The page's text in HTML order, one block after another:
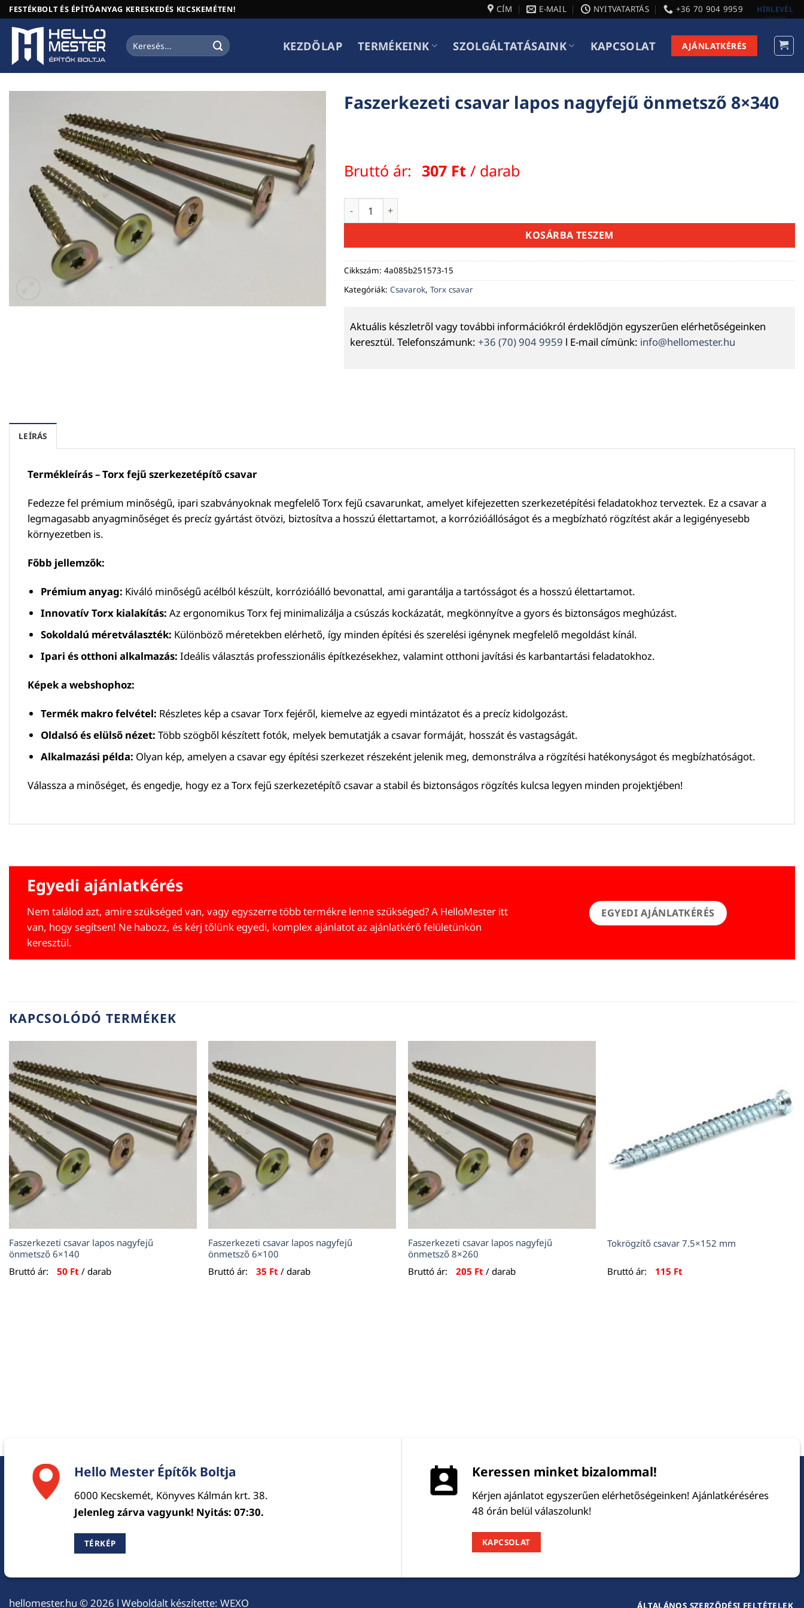
Skip
to
content
FESTÉKBOLT ÉS ÉPÍTŐANYAG KERESKEDÉS KECSKEMÉTEN! CÍM E-MAIL NYITVATARTÁS +36 70 904 9959 HÍRLEVÉL
Keresés
a
KEZDŐLAP TERMÉKEINK SZOLGÁLTATÁSAINK KAPCSOLAT AJÁNLATKÉRÉS
Faszerkezeti csavar lapos nagyfejű önmetsző 8×340
Bruttó ár: 307 Ft / darab
Faszerkezeti csavar lapos nagyfejű önmetsző 8x340 mennyiség
KOSÁRBA TESZEM
Cikkszám: 4a085b251573-15
Kategóriák: Csavarok, Torx csavar
Aktuális készletről vagy további információkról érdeklődjön egyszerűen elérhetőségeinken
keresztül. Telefonszámunk: +36 (70) 904 9959 l E-mail címünk: info@hellomester.hu
LEÍRÁS
Termékleírás – Torx fejű szerkezetépítő csavar
Fedezze fel prémium minőségű, ipari szabványoknak megfelelő Torx fejű csavarunkat, amelyet kifejezetten szerkezetépítési feladatokhoz terveztek. Ez a csavar a
legmagasabb anyagminőséget és precíz gyártást ötvözi, biztosítva a hosszú élettartamot, a korrózióállóságot és a megbízható rögzítést akár a legigényesebb
környezetben is.
Főbb jellemzők:
Prémium anyag: Kiváló minőségű acélból készült, korrózióálló bevonattal, ami garantálja a tartósságot és a hosszú élettartamot.
Innovatív Torx kialakítás: Az ergonomikus Torx fej minimalizálja a csúszás kockázatát, megkönnyítve a gyors és biztonságos meghúzást.
Sokoldalú méretválaszték: Különböző méretekben elérhető, így minden építési és szerelési igénynek megfelelő megoldást kínál.
Ipari és otthoni alkalmazás: Ideális választás professzionális építkezésekhez, valamint otthoni javítási és karbantartási feladatokhoz.
Képek a webshophoz:
Termék makro felvétel: Részletes kép a csavar Torx fejéről, kiemelve az egyedi mintázatot és a precíz kidolgozást.
Oldalsó és elülső nézet: Több szögből készített fotók, melyek bemutatják a csavar formáját, hosszát és vastagságát.
Alkalmazási példa: Olyan kép, amelyen a csavar egy építési szerkezet részeként jelenik meg, demonstrálva a rögzítési hatékonyságot és megbízhatóságot.
Válassza a minőséget, és engedje, hogy ez a Torx fejű szerkezetépítő csavar a stabil és biztonságos rögzítés kulcsa legyen minden projektjében!
Egyedi ajánlatkérés
Nem találod azt, amire szükséged van, vagy egyszerre több termékre lenne szükséged? A HelloMester itt
van, hogy segítsen! Ne habozz, és kérj tőlünk egyedi, komplex ajánlatot az ajánlatkérő felületünkön
keresztül.
EGYEDI AJÁNLATKÉRÉS
KAPCSOLÓDÓ TERMÉKEK
Faszerkezeti csavar lapos nagyfejű
önmetsző 6×140
Bruttó ár:
50 Ft / darab
Faszerkezeti csavar lapos nagyfejű
önmetsző 6×100
Bruttó ár:
35 Ft / darab
Faszerkezeti csavar lapos nagyfejű
önmetsző 8×260
Bruttó ár:
205 Ft / darab
Tokrögzítő csavar 7.5×152 mm
Bruttó ár: 115 Ft
Hello Mester Építők Boltja
6000 Kecskemét, Könyves Kálmán krt. 38.
Jelenleg zárva vagyunk! Nyitás: 07:30.
TÉRKÉP
Keressen minket bizalommal!
Kérjen ajánlatot egyszerűen elérhetőségeinken! Ajánlatkéréséres
48 órán belül válaszolunk!
KAPCSOLAT
hellomester.hu © 2026 l Weboldalt készítette: WEXO ÁLTALÁNOS SZERZŐDÉSI FELTÉTELEK